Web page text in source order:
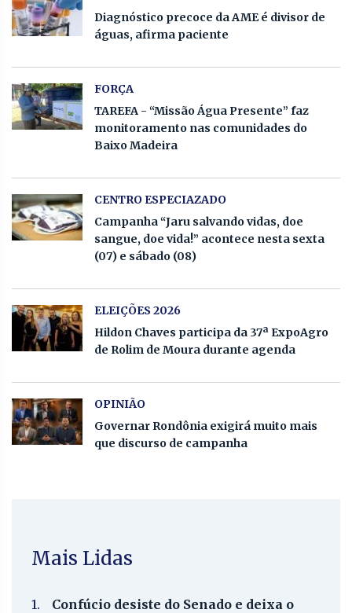
Diagnóstico precoce da AME é divisor de
águas, afirma paciente
FORÇA
TAREFA - “Missão Água Presente” faz
monitoramento nas comunidades do
Baixo Madeira
CENTRO ESPECIAZADO
Campanha “Jaru salvando vidas, doe
sangue, doe vida!” acontece nesta sexta
(07) e sábado (08)
ELEIÇÕES 2026
Hildon Chaves participa da 37ª ExpoAgro
de Rolim de Moura durante agenda
OPINIÃO
Governar Rondônia exigirá muito mais
que discurso de campanha
Mais Lidas
1.
Confúcio desiste do Senado e deixa o